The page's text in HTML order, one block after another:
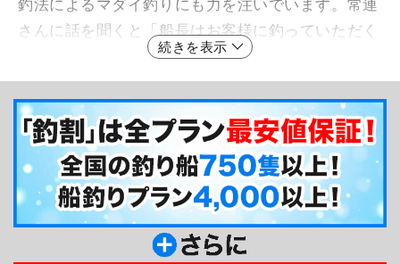
釣法によるマダイ釣りにも力を注いでいます。常連
さんに話を聞くと「船長はお客様に釣っていただく
ことを第一に考えており、釣果が上がらないときも
すぐにポイントを変えたり、流し方を調整するなど
柔軟に対応してくれるのがとても心強いです！」と
言っていました。第三松栄丸では初心者から女性、
もちろんベテランの方まで、皆さんが安全に楽しく
釣りをしていただけることを一番に心掛けていらっ
しゃいます。
釣り船からのメッセージ
続きを表示